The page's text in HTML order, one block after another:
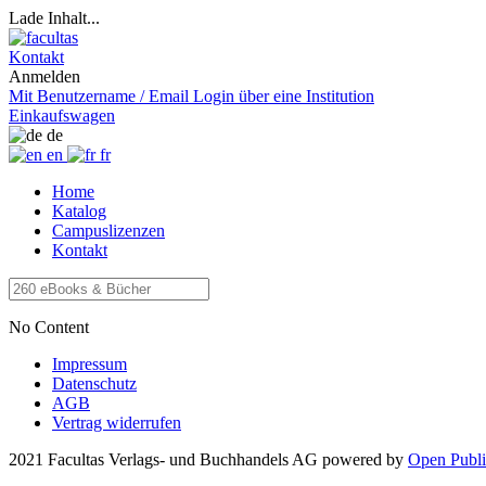
Lade Inhalt...
Kontakt
Anmelden
Mit Benutzername / Email Login über eine Institution
Einkaufswagen
de
en
fr
Home
Katalog
Campuslizenzen
Kontakt
No Content
Impressum
Datenschutz
AGB
Vertrag widerrufen
2021 Facultas Verlags- und Buchhandels AG powered by Open